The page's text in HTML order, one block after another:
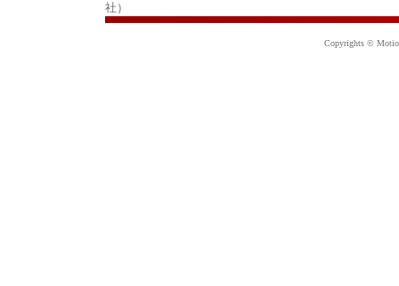
社）
Copyrights ©